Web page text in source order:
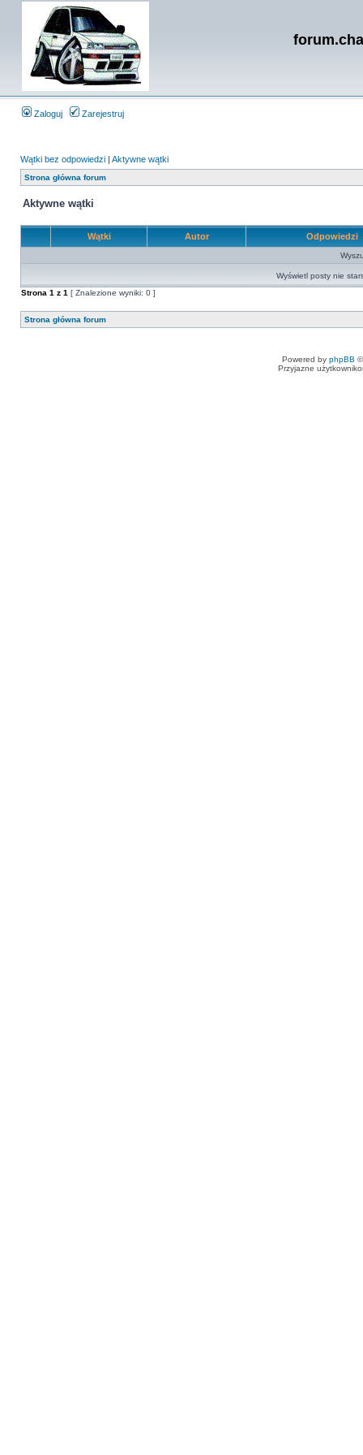
Zaloguj Zarejestruj
Wątki bez odpowiedzi | Aktywne wątki
Strona główna forum
Aktywne wątki
Wątki Autor Odpowiedzi
Wyświetl posty nie
Strona 1 z 1 [ Znalezione wyniki: 0 ]
Strona główna forum
Powered by phpBB
Przyjazne